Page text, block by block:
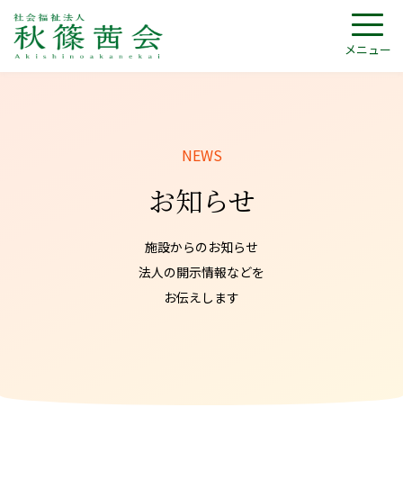
メニュー
お知らせ
施設からのお知らせ
法人の開示情報などを
お伝えします